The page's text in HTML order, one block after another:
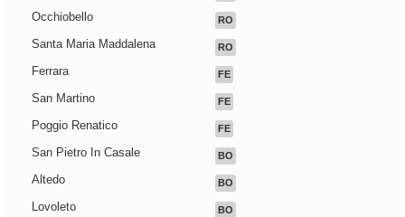
Occhiobello RO
Santa Maria Maddalena RO
Ferrara FE
San Martino FE
Poggio Renatico FE
San Pietro In Casale BO
Altedo BO
Lovoleto BO